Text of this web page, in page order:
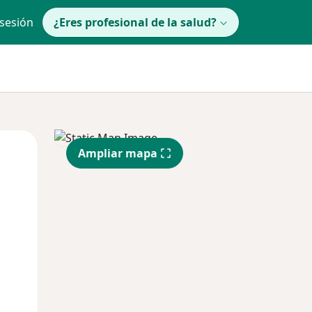
¿Eres profesional de la salud?
Jue
13 Ago
Vie
14 Ago
Ampliar mapa